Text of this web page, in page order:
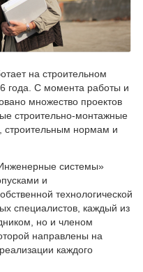
на строительном
года. С момента работы и
множество проектов
строительно-монтажные
строительным нормам и
системы»
и
технологической
специалистов, каждый из
но и членом
направлены на
каждого